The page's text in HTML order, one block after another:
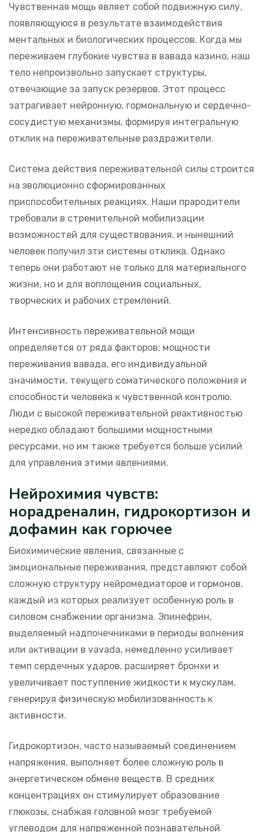
Чувственная мощь являет собой подвижную силу,
появляющуюся в результате взаимодействия
ментальных и биологических процессов. Когда мы
переживаем глубокие чувства в вавада казино, наш
тело непроизвольно запускает структуры,
отвечающие за запуск резервов. Этот процесс
затрагивает нейронную, гормональную и сердечно-
сосудистую механизмы, формируя интегральную
отклик на переживательные раздражители.
Система действия переживательной силы строится
на эволюционно сформированных
приспособительных реакциях. Наши прародители
требовали в стремительной мобилизации
возможностей для существования, и нынешний
человек получил эти системы отклика. Однако
теперь они работают не только для материального
жизни, но и для воплощения социальных,
творческих и рабочих стремлений.
Интенсивность переживательной мощи
определяется от ряда факторов: мощности
переживания вавада, его индивидуальной
значимости, текущего соматического положения и
способности человека к чувственной контролю.
Люди с высокой переживательной реактивностью
нередко обладают большими мощностными
ресурсами, но им также требуется больше усилий
для управления этими явлениями.
Нейрохимия чувств:
норадреналин, гидрокортизон и
дофамин как горючее
Биохимические явления, связанные с
эмоциональные переживания, представляют собой
сложную структуру нейромедиаторов и гормонов,
каждый из которых реализует особенную роль в
силовом снабжении организма. Эпинефрин,
выделяемый надпочечниками в периоды волнения
или активации в vavada, немедленно усиливает
темп сердечных ударов, расширяет бронхи и
увеличивает поступление жидкости к мускулам,
генерируя физическую мобилизованность к
активности.
Гидрокортизон, часто называемый соединением
напряжения, выполняет более сложную роль в
энергетическом обмене веществ. В средних
концентрациях он стимулирует образование
глюкозы, снабжая головной мозг требуемой
углеводом для напряженной познавательной